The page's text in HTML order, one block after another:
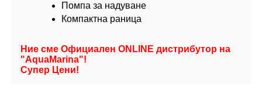
Помпа за надуване
Компактна раница
Ние сме Официален ONLINE дистрибутор на
"AquaMarina"!
Супер Цени!